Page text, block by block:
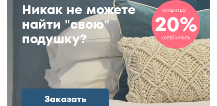
Никак не можете
найти "свою"
подушку?
Заказать
СКИДКИ ДО
20%
УСПЕЙ КУПИТЬ